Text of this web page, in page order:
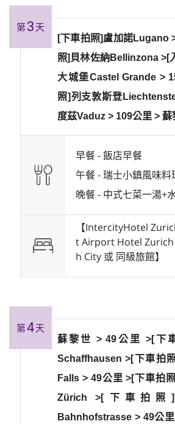
第3 天
[下車拍照]盧加諾Lugano
照]貝林佐納Bellinzona >[
大城堡Castel Grande >
照]列支敦斯登
度茲Vaduz > 109公里 > 蘇
早餐 -飯店早餐
午餐 -瑞士小鎮風味料
晚餐 - 中式七菜一湯+
【IntercityHotel
t Airport Hotel
h City 或 同級旅館】
第4天
蘇黎世 > 49公里 >[下
Schaffhausen >[下車拍
Falls > 49公里 >[下車拍
Zürich >[下車拍
Bahnhofstrasse > 49公